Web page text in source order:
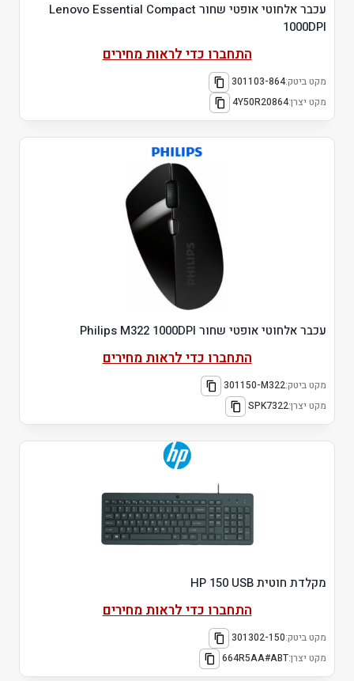
עכבר אלחוטי אופטי שחור Lenovo Essential Compact
1000DPI
התחברו כדי לראות מחירים
מקט ביטק:301103-864
מקט יצרן:4Y50R20864
עכבר אלחוטי אופטי שחור Philips M322 1000DPI
התחברו כדי לראות מחירים
מקט ביטק:301150-M322
מקט יצרן:SPK7322
מקלדת חוטית HP 150 USB
התחברו כדי לראות מחירים
מקט ביטק:301302-150
מקט יצרן:664R5AA#ABT